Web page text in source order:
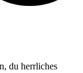
du herrliches